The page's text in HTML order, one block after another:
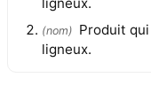
ligneux.
(nom) Produit
ligneux.